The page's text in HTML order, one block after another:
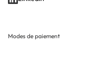
Modes de paiement